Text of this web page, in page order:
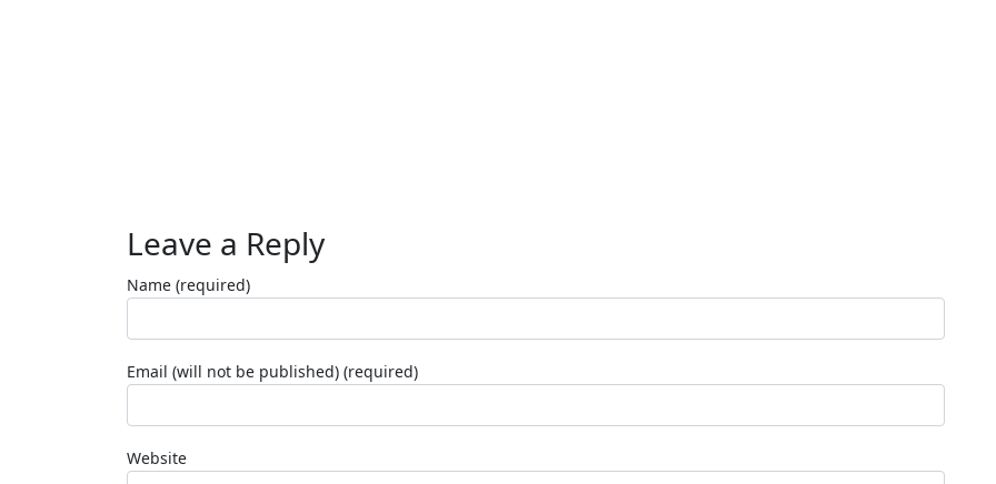
Leave a Reply
Name (required)
Email (will not be published) (required)
Website